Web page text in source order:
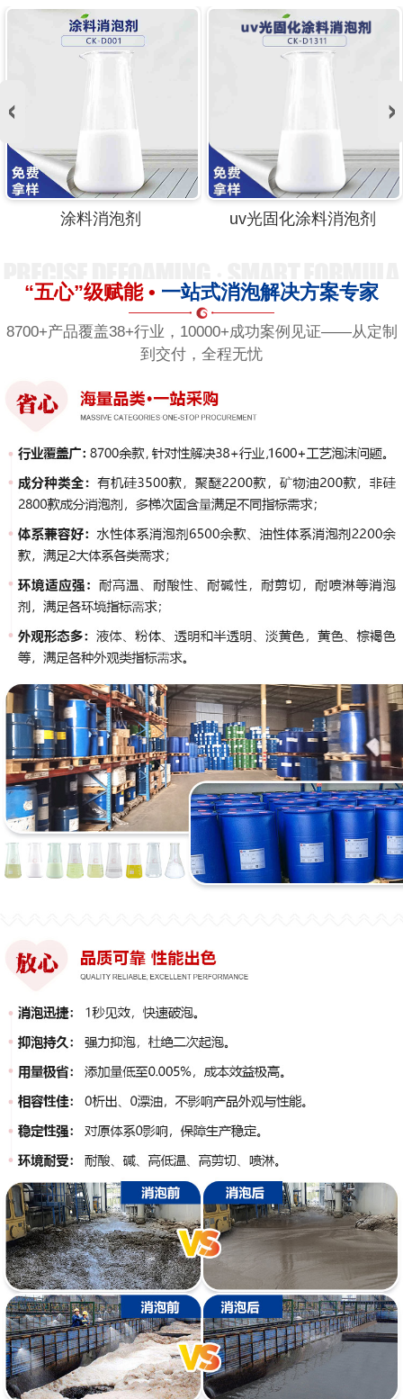
涂料消泡剂 uv光固化涂料消泡剂
“五心”级赋能 • 一站式消泡解决方案专家
8700+产品覆盖38+行业，10000+成功案例见证——从定制
到交付，全程无忧